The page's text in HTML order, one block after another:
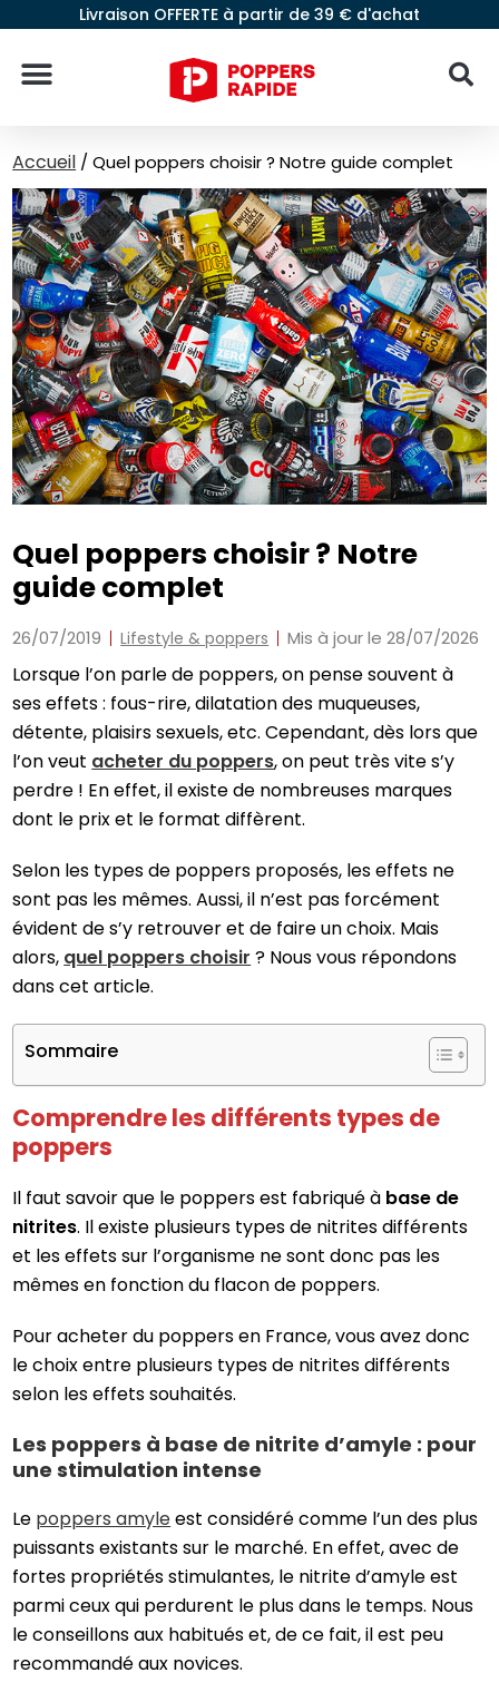
Livraison OFFERTE à partir de 39 € d'achat
Accueil /Quel poppers choisir ? Notre guide complet
Quel poppers choisir ? Notre
guide complet
26/07/2019 Lifestyle & poppers Mis à jour le 28/07/2026
Lorsque l’on parle de poppers, on pense souvent à
ses effets : fous-rire, dilatation des muqueuses,
détente, plaisirs sexuels, etc. Cependant, dès lors que
l’on veut acheter du poppers, on peut très vite s’y
perdre ! En effet, il existe de nombreuses marques
dont le prix et le format diffèrent.
Selon les types de poppers proposés, les effets ne
sont pas les mêmes. Aussi, il n’est pas forcément
évident de s’y retrouver et de faire un choix. Mais
alors, quel poppers choisir ? Nous vous répondons
dans cet article.
Sommaire
Comprendre les différents types de
poppers
Il faut savoir que le poppers est fabriqué à base de
nitrites. Il existe plusieurs types de nitrites différents
et les effets sur l’organisme ne sont donc pas les
mêmes en fonction du flacon de poppers.
Pour acheter du poppers en France, vous avez donc
le choix entre plusieurs types de nitrites différents
selon les effets souhaités.
Les poppers à base de nitrite d’amyle : pour
une stimulation intense
Le poppers amyleest considéré comme l’un des plus
puissants existants sur le marché. En effet, avec de
fortes propriétés stimulantes, le nitrite d’amyle est
parmi ceux qui perdurent le plus dans le temps. Nous
le conseillons aux habitués et, de ce fait, il est peu
recommandé aux novices.